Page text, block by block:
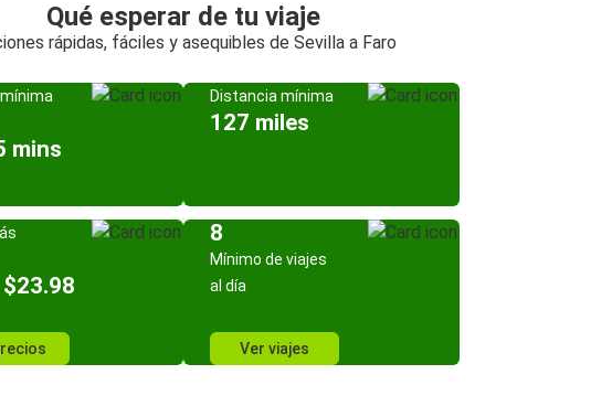
Qué esperar de tu viaje
rápidas, fáciles y asequibles de Sevilla a Faro
mins
Distancia mínima
127 miles
8
Mínimo de viajes
al día
Ver viajes